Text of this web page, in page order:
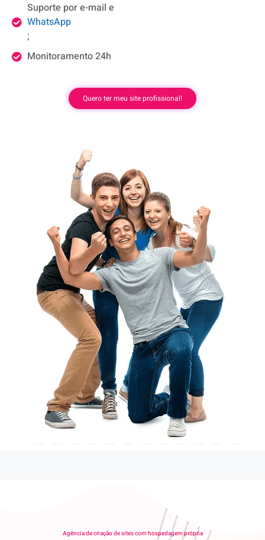
Suporte por e-mail e
WhatsApp
;
Monitoramento 24h
Quero ter meu site profissional!
Agência de criação de sites com hospedagem própria